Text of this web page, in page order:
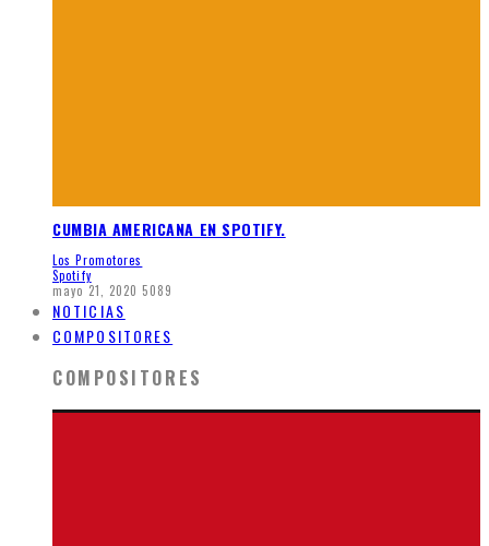
CUMBIA AMERICANA EN SPOTIFY.
Los Promotores
Spotify
mayo 21, 2020 5089
NOTICIAS
COMPOSITORES
COMPOSITORES